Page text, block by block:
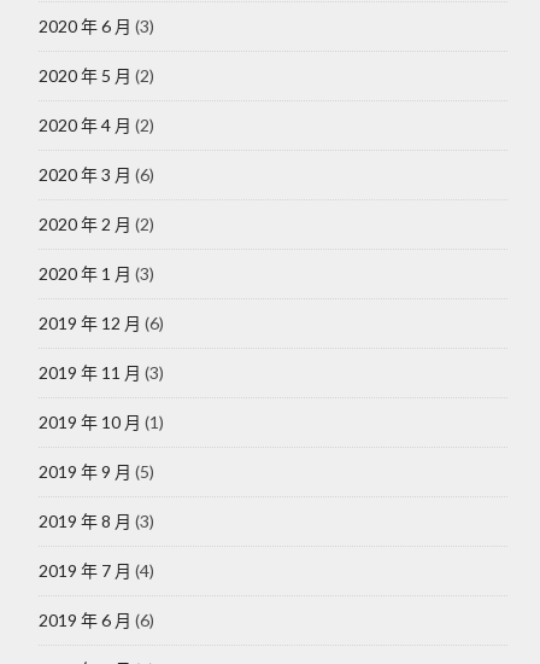
2020 年 6 月 (3)
2020 年 5 月 (2)
2020 年 4 月 (2)
2020 年 3 月 (6)
2020 年 2 月 (2)
2020 年 1 月 (3)
2019 年 12 月 (6)
2019 年 11 月 (3)
2019 年 10 月 (1)
2019 年 9 月 (5)
2019 年 8 月 (3)
2019 年 7 月 (4)
2019 年 6 月 (6)